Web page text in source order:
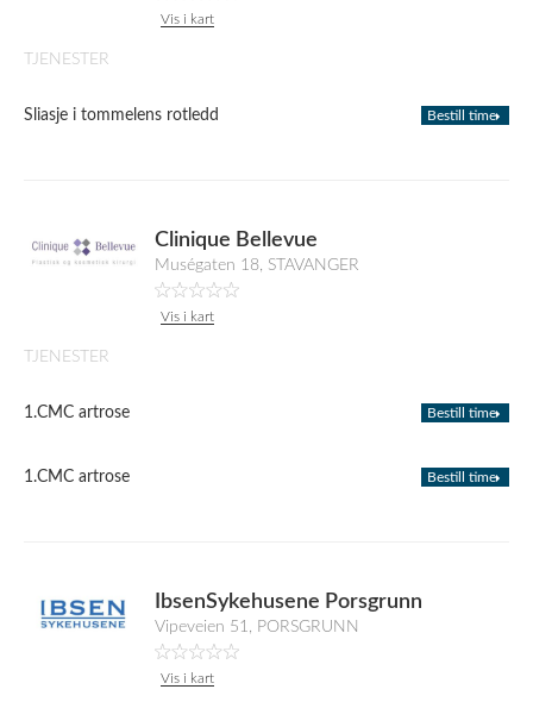
Vis i kart
TJENESTER
Sliasje i tommelens rotledd Bestill time
Clinique Bellevue
Muségaten 18, STAVANGER
Vis i kart
TJENESTER
1.CMC artrose Bestill time
1.CMC artrose Bestill time
IbsenSykehusene Porsgrunn
Vipeveien 51, PORSGRUNN
Vis i kart